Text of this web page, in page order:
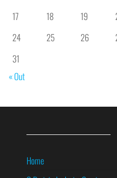
17
18 19
24
25 26
31
« Out
Home